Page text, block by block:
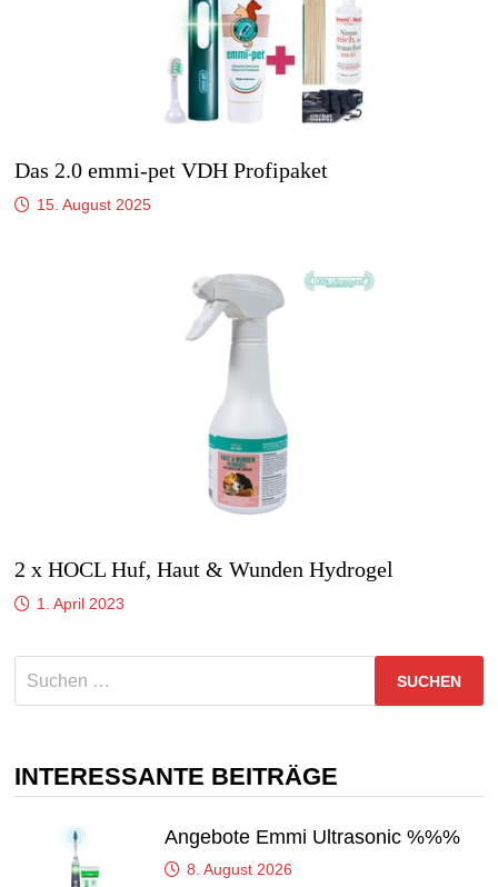
Das 2.0 emmi-pet VDH Profipaket
15. August 2025
2 x HOCL Huf, Haut & Wunden Hydrogel
1. April 2023
INTERESSANTE BEITRÄGE
Angebote Emmi Ultrasonic %%%
8. August 2026